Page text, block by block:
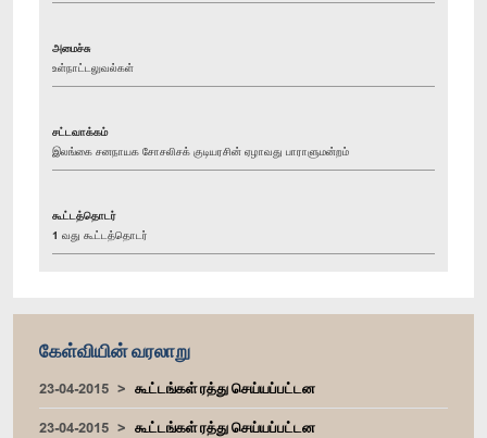
அமைச்சு
உள்நாட்டலுவல்கள்
சட்டவாக்கம்
இலங்கை சனநாயக சோசலிசக் குடியரசின் ஏழாவது பாராளுமன்றம்
கூட்டத்தொடர்
1 வது கூட்டத்தொடர்
கேள்வியின் வரலாறு
23-04-2015
கூட்டங்கள் ரத்து செய்யப்பட்டன
23-04-2015
கூட்டங்கள் ரத்து செய்யப்பட்டன